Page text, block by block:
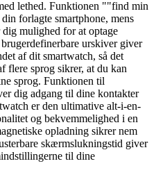
lethed. Funktionen ""find min
forlagte smartphone, mens
mulighed for at optage
urskiver giver
af dit smartwatch, så det
flere sprog sikrer, at du kan
sprog. Funktionen til
dig adgang til dine kontakter
er den ultimative alt-i-en-
og bekvemmelighed i en
opladning sikrer nem
skærmslukningstid giver
til dine